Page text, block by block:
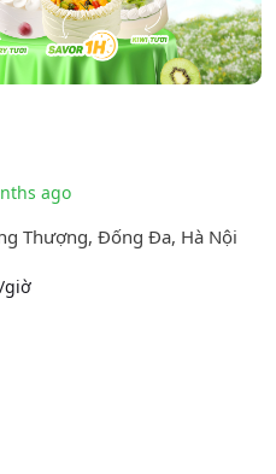
ago
Thượng, Đống Đa, Hà Nội
giờ